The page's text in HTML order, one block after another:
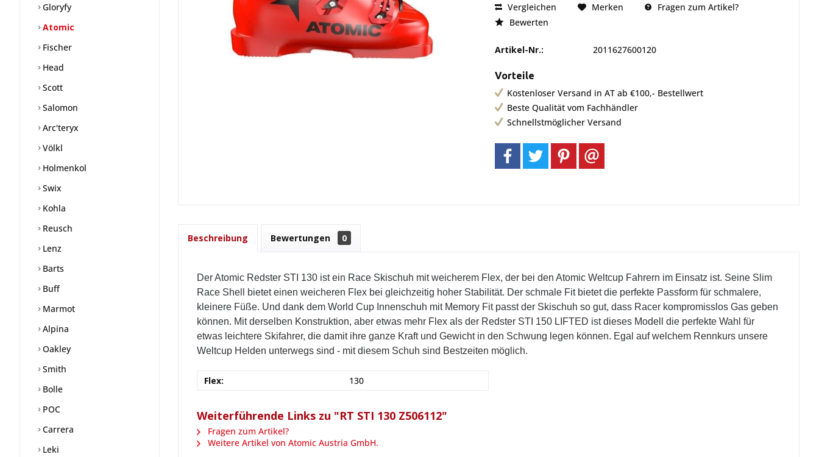
Gloryfy
Atomic
Fischer
Head
Scott
Salomon
Arc'teryx
Völkl
Holmenkol
Swix
Kohla
Reusch
Lenz
Barts
Buff
Marmot
Alpina
Oakley
Smith
Bolle
POC
Carrera
Leki
Vergleichen Merken
Fragen zum Artikel?
Bewerten
Artikel-Nr.: 2011627600120
Vorteile
Kostenloser Versand in AT ab €100,- Bestellwert
Beste Qualität vom Fachhändler
Schnellstmöglicher Versand
Beschreibung Bewertungen 0
Der Atomic Redster STI 130 ist ein Race Skischuh mit weicherem Flex, der bei den Atomic Weltcup Fahrern im Einsatz ist. Seine Slim
Race Shell bietet einen weicheren Flex bei gleichzeitig hoher Stabilität. Der schmale Fit bietet die perfekte Passform für schmalere,
kleinere Füße. Und dank dem World Cup Innenschuh mit Memory Fit passt der Skischuh so gut, dass Racer kompromisslos Gas geben
können. Mit derselben Konstruktion, aber etwas mehr Flex als der Redster STI 150 LIFTED ist dieses Modell die perfekte Wahl für
etwas leichtere Skifahrer, die damit ihre ganze Kraft und Gewicht in den Schwung legen können. Egal auf welchem Rennkurs unsere
Weltcup Helden unterwegs sind - mit diesem Schuh sind Bestzeiten möglich.
Flex: 130
Weiterführende Links zu "RT STI 130 Z506112"
Fragen zum Artikel?
Weitere Artikel von Atomic Austria GmbH.